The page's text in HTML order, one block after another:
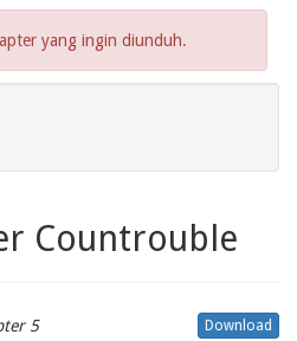
yang ingin diunduh.
Countrouble
5 Download